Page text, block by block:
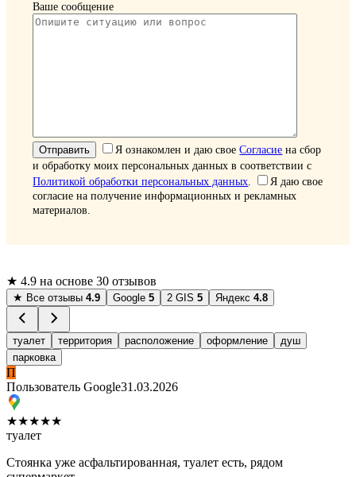
Ваше сообщение
Я ознакомлен и даю своеСогласие на сбор
и обработку моих персональных данных в соответствии с
Политикой обработки персональных данных.
Я даю свое
согласие на получение информационных и рекламных
материалов.
★ 4.9 на основе 30 отзывов
★ Все отзывы 4.9 Google 5 2 GIS 5 Яндекс 4.8
туалет территория расположение оформление
душ
парковка
П
Пользователь Google31.03.2026
★★★★★
туалет
Стоянка уже асфальтированная, туалет есть, рядом